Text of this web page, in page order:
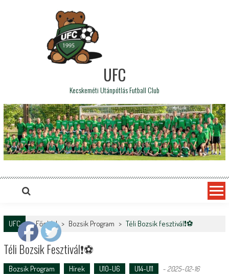
UFC
Kecskeméti Utánpótlás Futball Club
UFC Főoldal > Bozsik Program > Téli Bozsik fesztivál❗️⚽️
Téli Bozsik Fesztivál❗️⚽️
Bozsik Program Hírek U10-U6 U14-U11 - 2025-02-16